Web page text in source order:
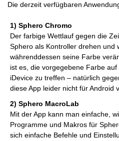
Die derzeit verfügbaren
1) Sphero Chromo
Der farbige Wettlauf gegen die
Sphero als Kontroller drehen und
währenddessen seine Farbe
ist es, die vorgegebene Farbe
iDevice zu treffen – natürlich
diese App leider nicht für Android
2) Sphero MacroLab
Mit der App kann man einfache,
Programme und Makros für
sich einfache Befehle und